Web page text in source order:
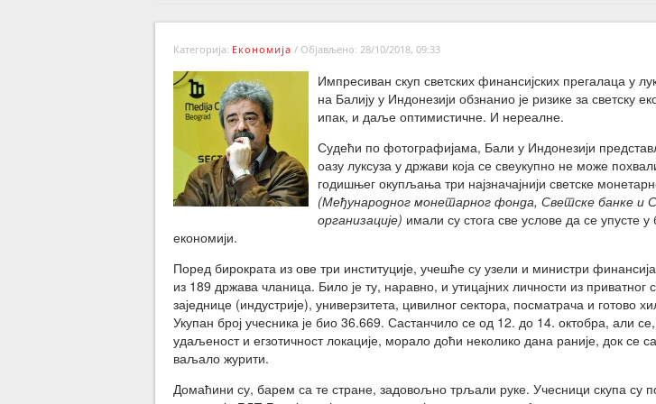
Категорија: Економија / Објављено: 28/10/2018, 09:33
Импресиван скуп светских финансијских прегалаца у
на Балију у Индонезији обзнанио је ризике за светску
ипак, и даље оптимистичне. И нереалне.
Судећи по фотографијама, Бали у Индонезији
оазу луксуза у држави која се свеукупно не може
годишњег окупљања три најзначајнији светске
(Међународног монетарног фонда, Светске банке и
организације) имали су стога све услове да се упусте у
економији.
Поред бирократа из ове три институције, учешће су узели и министри
из 189 држава чланица. Било је ту, наравно, и утицајних личности из приватног
заједнице (индустрије), универзитета, цивилног сектора, посматрача и готово
Укупан број учесника је био 36.669. Састанчило се од 12. до 14. октобра, али
удаљеност и егзотичност локације, морало доћи неколико дана раније, док се
ваљало журити.
Домаћини су, барем са те стране, задовољно трљали руке. Учесници скупа су